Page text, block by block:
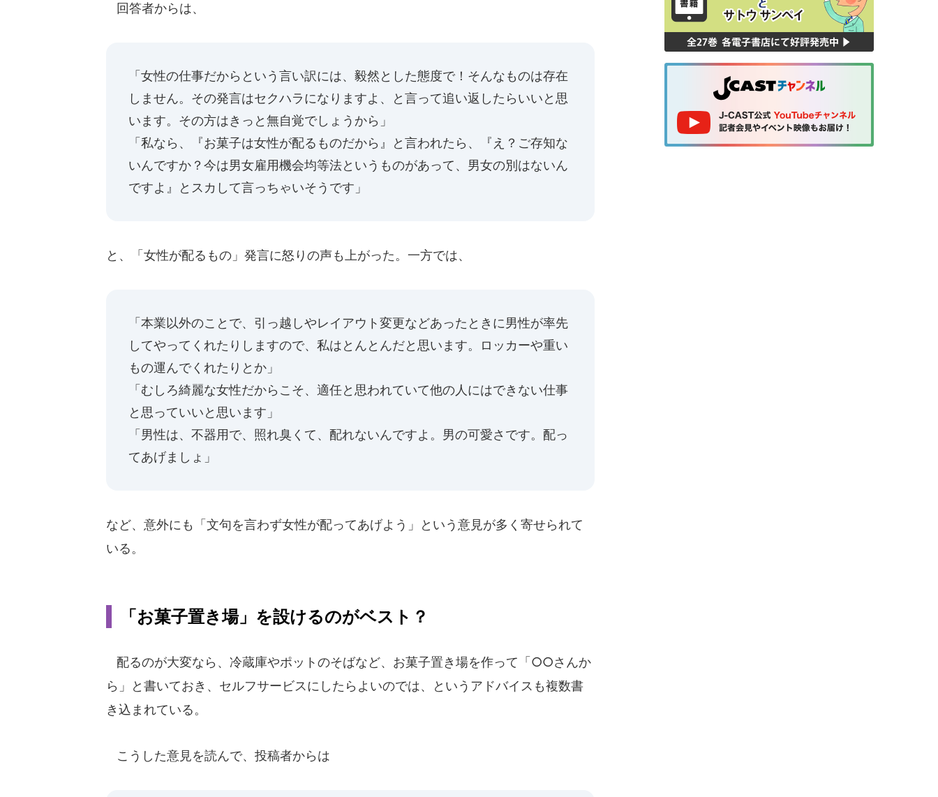
回答者からは、
「女性の仕事だからという言い訳には、毅然とした態度で！そんなものは存在
しません。その発言はセクハラになりますよ、と言って追い返したらいいと思
います。その方はきっと無自覚でしょうから」
「私なら、『お菓子は女性が配るものだから』と言われたら、『え？ご存知な
いんですか？今は男女雇用機会均等法というものがあって、男女の別はないん
ですよ』とスカして言っちゃいそうです」
と、「女性が配るもの」発言に怒りの声も上がった。一方では、
「本業以外のことで、引っ越しやレイアウト変更などあったときに男性が率先
してやってくれたりしますので、私はとんとんだと思います。ロッカーや重い
もの運んでくれたりとか」
「むしろ綺麗な女性だからこそ、適任と思われていて他の人にはできない仕事
と思っていいと思います」
「男性は、不器用で、照れ臭くて、配れないんですよ。男の可愛さです。配っ
てあげましょ」
など、意外にも「文句を言わず女性が配ってあげよう」という意見が多く寄せられて
いる。
「お菓子置き場」を設けるのがベスト？
配るのが大変なら、冷蔵庫やポットのそばなど、お菓子置き場を作って「○○さんか
ら」と書いておき、セルフサービスにしたらよいのでは、というアドバイスも複数書
き込まれている。
こうした意見を読んで、投稿者からは